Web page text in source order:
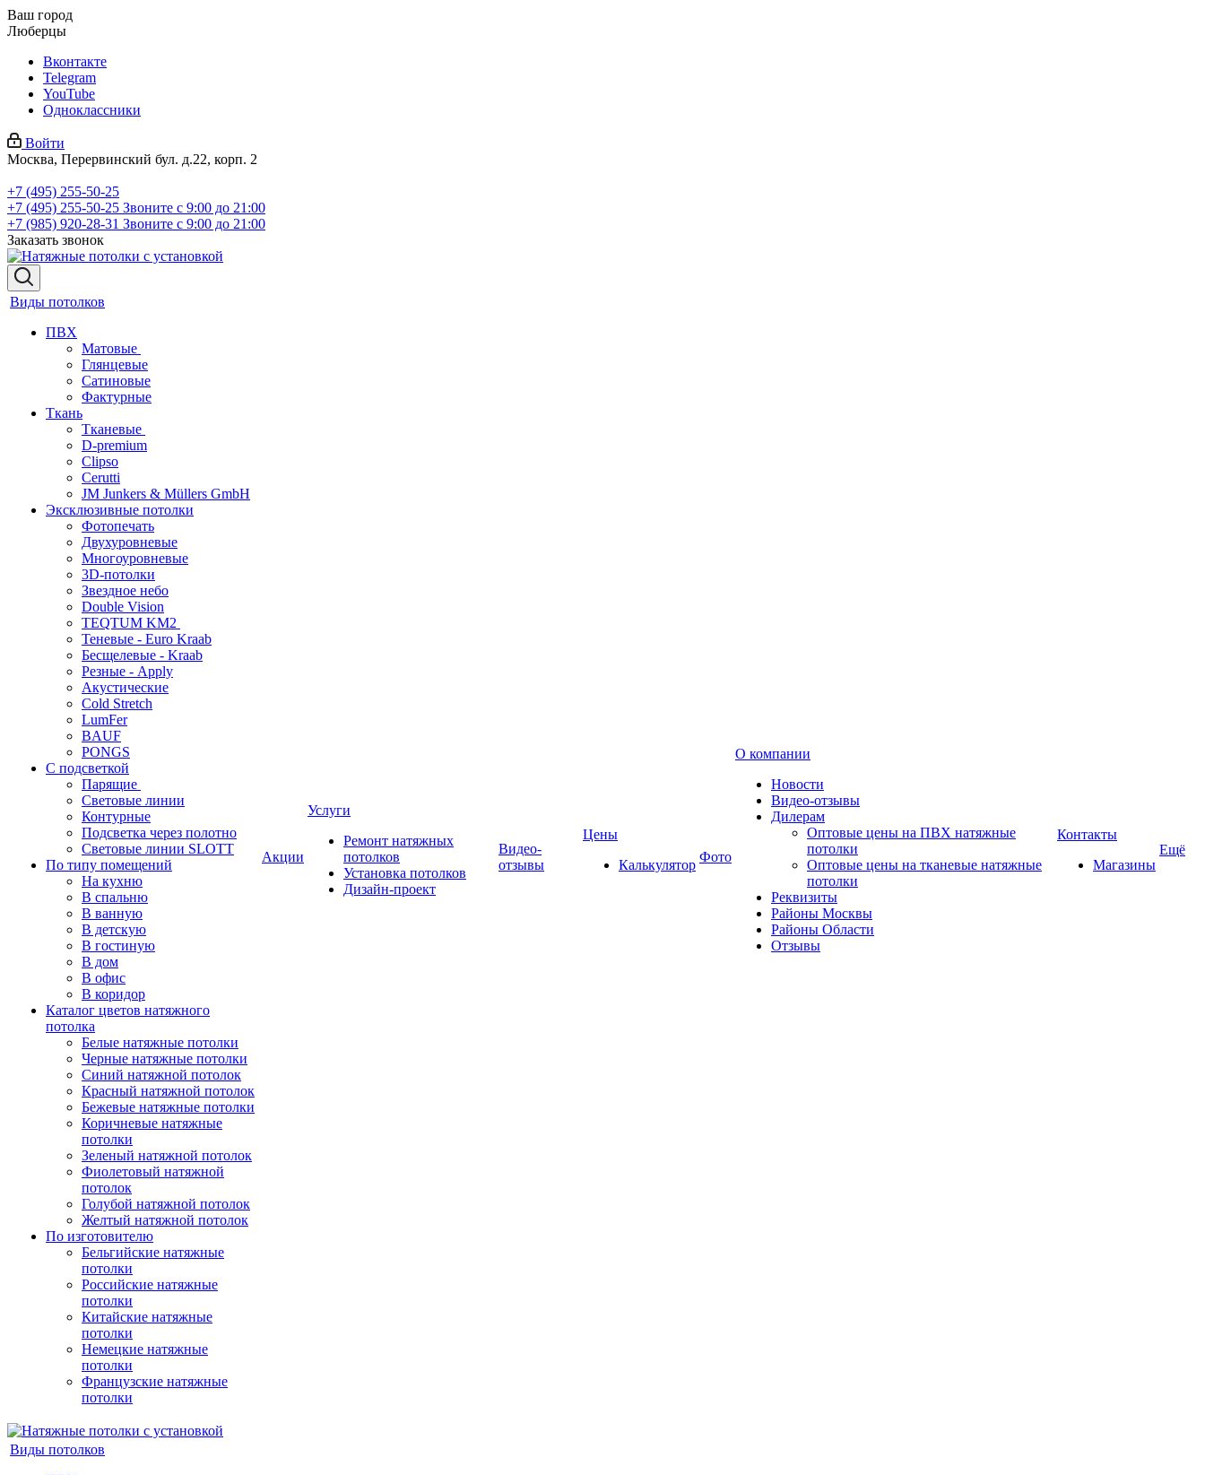
Ваш город
Люберцы
Вконтакте
Telegram
YouTube
Одноклассники
Войти
Москва, Перервинский бул. д.22, корп. 2
+7 (495) 255-50-25
+7 (495) 255-50-25 Звоните с 9:00 до 21:00
+7 (985) 920-28-31 Звоните с 9:00 до 21:00
Заказать звонок
Виды потолков
ПВХ
Матовые
Глянцевые
Сатиновые
Фактурные
Ткань
Тканевые
D-premium
Clipso
Cerutti
JM Junkers & Müllers GmbH
Эксклюзивные потолки
Фотопечать
Двухуровневые
Многоуровневые
3D-потолки
Звездное небо
Double Vision
TEQTUM KM2
Теневые - Euro Kraab
Бесщелевые - Kraab
Резные - Apply
Акустические
Cold Stretch
LumFer
BAUF
PONGS
С подсветкой
Парящие
Световые линии
Контурные
Подсветка через полотно
Световые линии SLOTT
По типу помещений
На кухню
В спальню
В ванную
В детскую
В гостиную
В дом
В офис
В коридор
Каталог цветов натяжного
потолка
Белые натяжные потолки
Черные натяжные потолки
Синий натяжной потолок
Красный натяжной потолок
Бежевые натяжные потолки
Коричневые натяжные
потолки
Зеленый натяжной потолок
Фиолетовый натяжной
потолок
Голубой натяжной потолок
Желтый натяжной потолок
По изготовителю
Бельгийские натяжные
потолки
Российские натяжные
потолки
Китайские натяжные
потолки
Немецкие натяжные
потолки
Французские натяжные
потолки
Акции
Услуги
Ремонт натяжных
потолков
Установка потолков
Дизайн-проект
Видео-
отзывы
Цены
Калькулятор
Фото
О компании
Новости
Видео-отзывы
Дилерам
Оптовые цены на ПВХ натяжные
потолки
Оптовые цены на тканевые натяжные
потолки
Реквизиты
Районы Москвы
Районы Области
Отзывы
Контакты
Магазины
Ещё
Виды потолков